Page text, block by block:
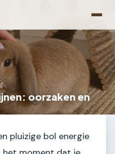
oorzaken en
pluizige bol energie